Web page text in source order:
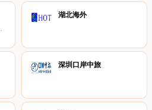
湖北海外
深圳口岸中旅